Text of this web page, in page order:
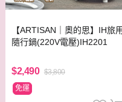
【ARTISAN｜奧的思】IH旅
隨行鍋(220V電壓)IH2201
$2,490 $3,800
免運